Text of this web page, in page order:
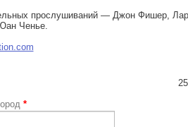
прослушиваний — Джон Фишер,
Ченье.
*